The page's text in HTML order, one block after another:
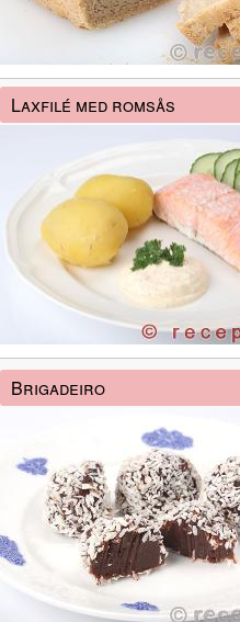
Laxfilé med romsås
Brigadeiro